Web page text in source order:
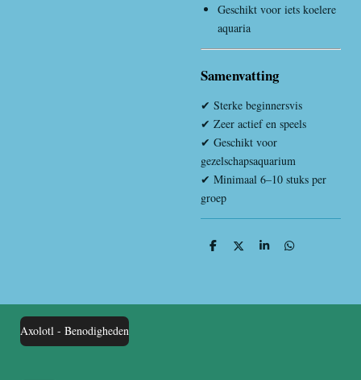
Geschikt voor iets koelere
aquaria
Samenvatting
✔ Sterke beginnersvis
✔ Zeer actief en speels
✔ Geschikt voor
gezelschapsaquarium
✔ Minimaal 6–10 stuks per
groep
D
D
S
D
Axolotl - Benodigheden